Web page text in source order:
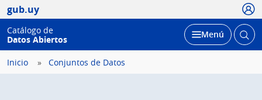
gub.uy
Catálogo de
Datos Abiertos
Desplegar
Menú Abrir
Inicio Conjuntos de Datos